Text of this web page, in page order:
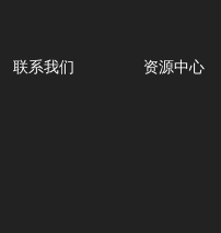
联系我们 资源中心